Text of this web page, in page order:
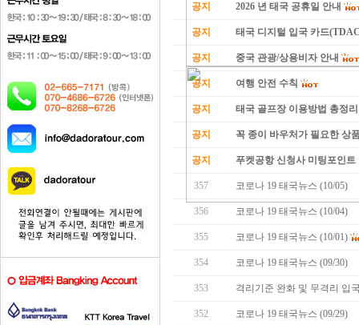
공지 2026 년 태국 공휴일 안내
공지 태국 디지털 입국 카드
공지 중국 관광/상용비자 안내
공지 여행 안전 수칙
공지 태국 골프장 이용방법 총정리
공지 꼭 종이 바우처가 필요한 상
공지 푸켓공항 신청사 미팅포인트
357 코로나 19 태국뉴스 (10/05)
356 코로나 19 태국뉴스 (10/04)
355 코로나 19 태국뉴스 (10/01)
354 코로나 19 태국뉴스 (09/30)
353 격리기준 완화 및 무격리 입
352 코로나 19 태국뉴스 (09/29)